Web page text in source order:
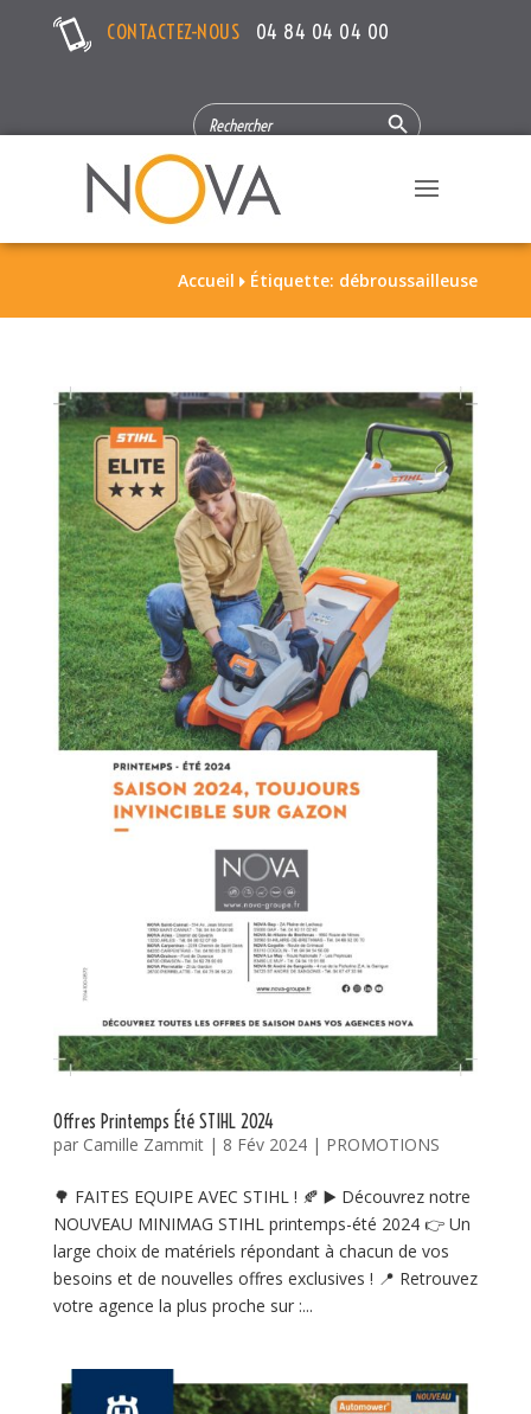
CONTACTEZ-NOUS 04 84 04 04 00
SEARCH
FOR:
Search Button
Accueil  Étiquette: débroussailleuse
Offres Printemps Été STIHL 2024
par Camille Zammit| 8 Fév 2024| PROMOTIONS
🌳 FAITES EQUIPE AVEC STIHL ! 🍂 ▶️ Découvrez notre
NOUVEAU MINIMAG STIHL printemps-été 2024 👉 Un
large choix de matériels répondant à chacun de vos
besoins et de nouvelles offres exclusives ! 📍 Retrouvez
votre agence la plus proche sur :...